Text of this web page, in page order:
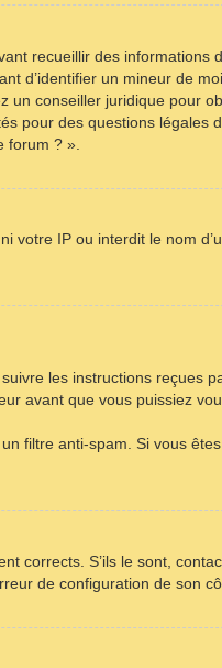
recueillir des informations
d’identifier un mineur de
un conseiller juridique pour
pour des questions légales
forum ? ».
votre IP ou interdit le nom
les instructions reçues
avant que vous puissiez
filtre anti-spam. Si vous
corrects. S’ils le sont,
de configuration de son